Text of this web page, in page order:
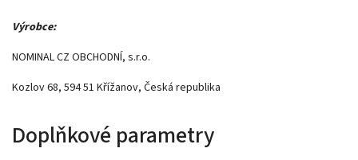
Výrobce:
NOMINAL CZ OBCHODNÍ, s.r.o.
Kozlov 68, 594 51 Křížanov, Česká republika
Doplňkové parametry